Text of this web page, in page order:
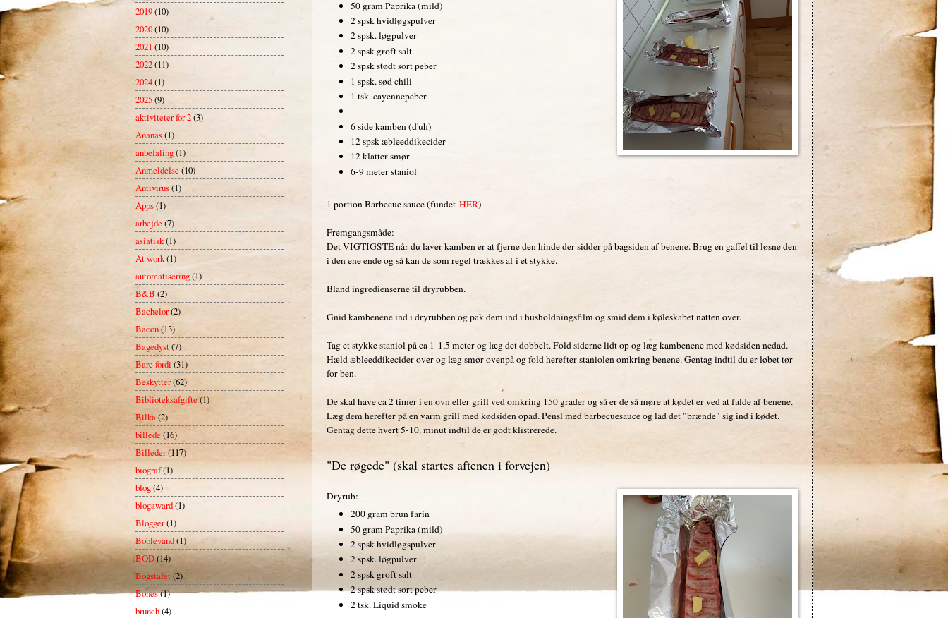
50 gram Paprika (mild)
2 spsk hvidløgspulver
2 spsk. løgpulver
2 spsk groft salt
2 spsk stødt sort peber
1 spsk. sød chili
1 tsk. cayennepeber
6 side kamben (d'uh)
12 spsk æbleeddikecider
12 klatter smør
6-9 meter staniol
1 portion Barbecue sauce (fundet HER)
Fremgangsmåde:
Det VIGTIGSTE når du laver kamben er at fjerne den hinde der sidder på bagsiden af benene. Brug en gaffel til løsne den
i den ene ende og så kan de som regel trækkes af i et stykke.
Bland ingredienserne til dryrubben.
Gnid kambenene ind i dryrubben og pak dem ind i husholdningsfilm og smid dem i køleskabet natten over.
Tag et stykke staniol på ca 1-1,5 meter og læg det dobbelt. Fold siderne lidt op og læg kambenene med kødsiden nedad.
Hæld æbleeddikecider over og læg smør ovenpå og fold herefter staniolen omkring benene. Gentag indtil du er løbet tør
for ben.
De skal have ca 2 timer i en ovn eller grill ved omkring 150 grader og så er de så møre at kødet er ved at falde af benene.
Læg dem herefter på en varm grill med kødsiden opad. Pensl med barbecuesauce og lad det "brænde" sig ind i kødet.
Gentag dette hvert 5-10. minut indtil de er godt klistrerede.
"De røgede" (skal startes aftenen i forvejen)
Dryrub:
200 gram brun farin
50 gram Paprika (mild)
2 spsk hvidløgspulver
2 spsk. løgpulver
2 spsk groft salt
2 spsk stødt sort peber
2 tsk. Liquid smoke
2019(10)
2020(10)
2021 (10)
2022(11)
2024(1)
2025(9)
aktiviteter for 2(3)
Ananas(1)
anbefaling(1)
Anmeldelse(10)
Antivirus(1)
Apps(1)
arbejde(7)
asiatisk(1)
At work(1)
automatisering(1)
B&B (2)
Bachelor(2)
Bacon(13)
Bagedyst(7)
Bare fordi (31)
Beskytter(62)
Biblioteksafgifte(1)
Bilka(2)
billede (16)
Billeder(117)
biograf(1)
blog(4)
blogaward(1)
Blogger(1)
Boblevand(1)
BOD(14)
Bogstafet(2)
Bones(1)
brunch(4)